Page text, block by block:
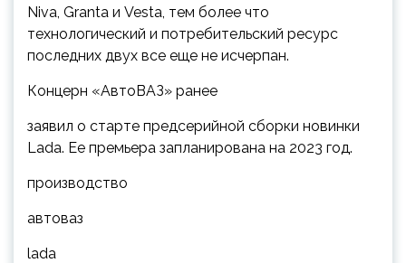
Niva, Granta и Vesta, тем более что
технологический и потребительский ресурс
последних двух все еще не исчерпан.
Концерн «АвтоВАЗ» ранее
заявил о старте предсерийной сборки новинки
Lada. Ее премьера запланирована на 2023 год.
производство
автоваз
lada